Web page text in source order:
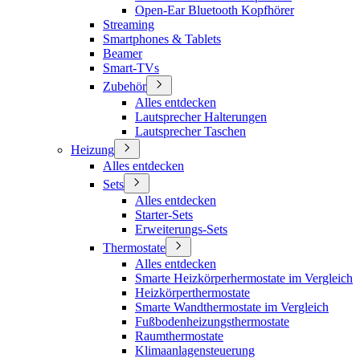
Open-Ear Bluetooth Kopfhörer
Streaming
Smartphones & Tablets
Beamer
Smart-TVs
Zubehör
Alles entdecken
Lautsprecher Halterungen
Lautsprecher Taschen
Heizung
Alles entdecken
Sets
Alles entdecken
Starter-Sets
Erweiterungs-Sets
Thermostate
Alles entdecken
Smarte Heizkörperhermostate im Vergleich
Heizkörperthermostate
Smarte Wandthermostate im Vergleich
Fußbodenheizungsthermostate
Raumthermostate
Klimaanlagensteuerung